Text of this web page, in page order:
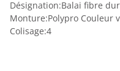
Désignation:Balai fibre
Monture:Polypro Couleur
Colisage:4